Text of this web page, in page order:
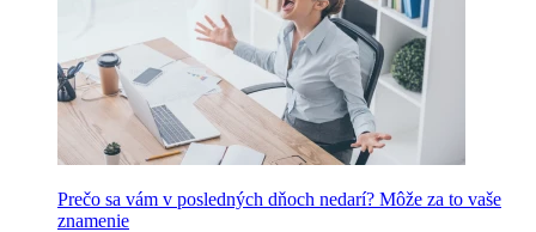
Prečo sa vám v posledných dňoch nedarí? Môže za to vaše
znamenie